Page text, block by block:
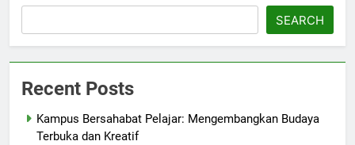
SEARCH
Recent Posts
Kampus Bersahabat Pelajar: Mengembangkan Budaya
Terbuka dan Kreatif